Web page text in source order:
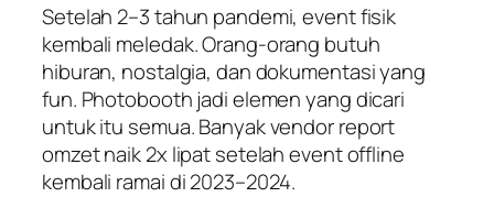
Setelah 2–3 tahun pandemi, event fisik
kembali meledak. Orang-orang butuh
hiburan, nostalgia, dan dokumentasi yang
fun. Photobooth jadi elemen yang dicari
untuk itu semua. Banyak vendor report
omzet naik 2x lipat setelah event offline
kembali ramai di 2023–2024.